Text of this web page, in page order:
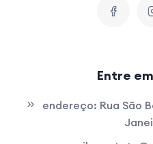
Entre
endereço: Rua São